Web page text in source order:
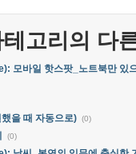
고리의 다
모바일 핫스팟_노트북만 있
을 때 자동으로) (0)
(0)